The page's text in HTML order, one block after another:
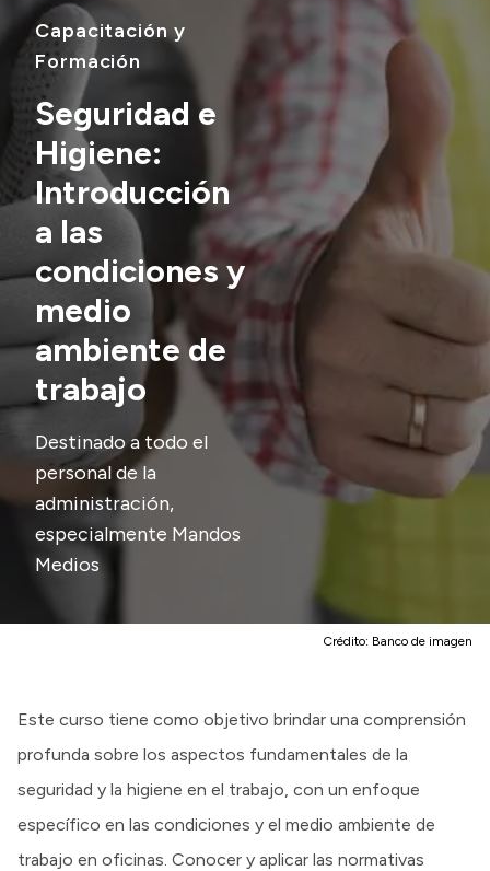
Docentes y Capacitadores
Delegaciones
Normativa
Accesos directos
SIU GUARANÍ
SECUNDARIO
TECNICATURAS
CAPACITACIONES
Capacitación y
Formación
Seguridad e
Higiene:
Introducción
a las
condiciones y
medio
ambiente de
trabajo
Destinado a todo el
personal de la
administración,
especialmente Mandos
Medios
Crédito: Banco de imagen
Este curso tiene como objetivo brindar una comprensión
profunda sobre los aspectos fundamentales de la
seguridad y la higiene en el trabajo, con un enfoque
específico en las condiciones y el medio ambiente de
trabajo en oficinas. Conocer y aplicar las normativas